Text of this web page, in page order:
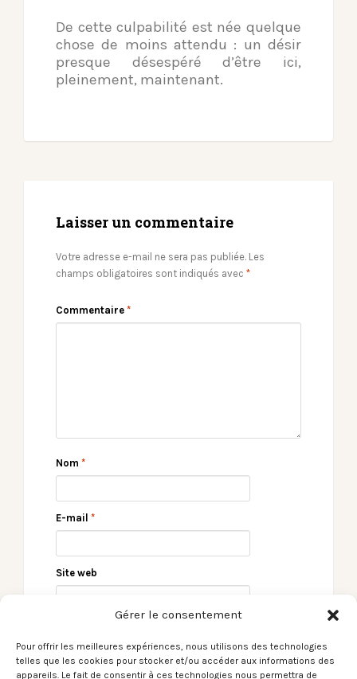
Gérer le consentement
Pour offrir les meilleures expériences, nous utilisons des technologies
telles que les cookies pour stocker et/ou accéder aux informations des
appareils. Le fait de consentir à ces technologies nous permettra de
De cette culpabilité est née quelque
chose de moins attendu : un désir
presque désespéré d’être ici,
pleinement, maintenant.
Laisser un commentaire
Votre adresse e-mail ne sera pas publiée. Les
champs obligatoires sont indiqués avec *
Commentaire *
Nom *
E-mail *
Site web